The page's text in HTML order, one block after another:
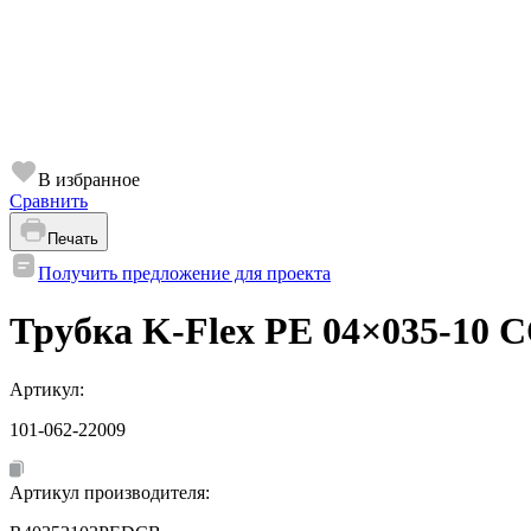
В избранное
Сравнить
Печать
Получить предложение для проекта
Трубка K-Flex PE 04×035-10
Артикул:
101-062-22009
Артикул производителя: